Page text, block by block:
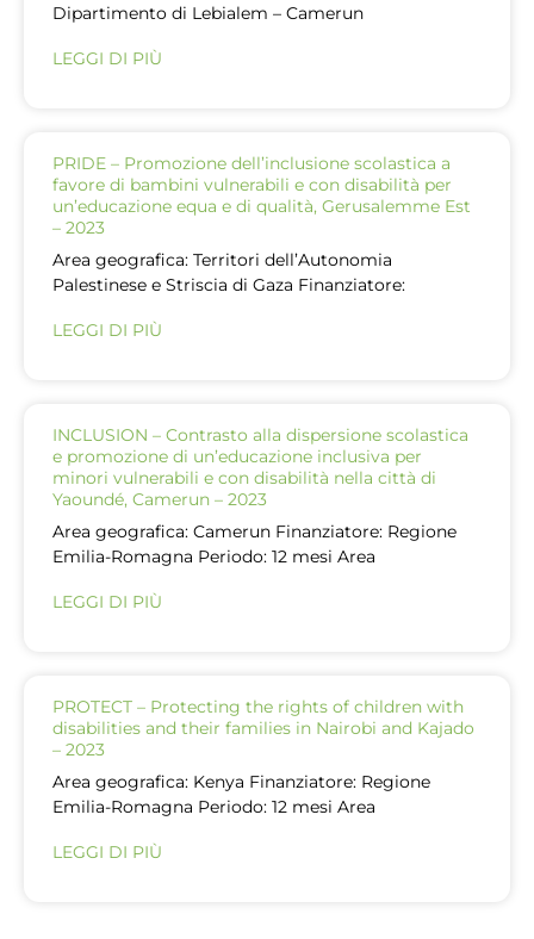
Dipartimento di Lebialem – Camerun
LEGGI DI PIÙ
PRIDE – Promozione dell’inclusione scolastica a
favore di bambini vulnerabili e con disabilità per
un’educazione equa e di qualità, Gerusalemme Est
– 2023
Area geografica: Territori dell’Autonomia
Palestinese e Striscia di Gaza Finanziatore:
LEGGI DI PIÙ
INCLUSION – Contrasto alla dispersione scolastica
e promozione di un’educazione inclusiva per
minori vulnerabili e con disabilità nella città di
Yaoundé, Camerun – 2023
Area geografica: Camerun Finanziatore: Regione
Emilia-Romagna Periodo: 12 mesi Area
LEGGI DI PIÙ
PROTECT – Protecting the rights of children with
disabilities and their families in Nairobi and Kajado
– 2023
Area geografica: Kenya Finanziatore: Regione
Emilia-Romagna Periodo: 12 mesi Area
LEGGI DI PIÙ